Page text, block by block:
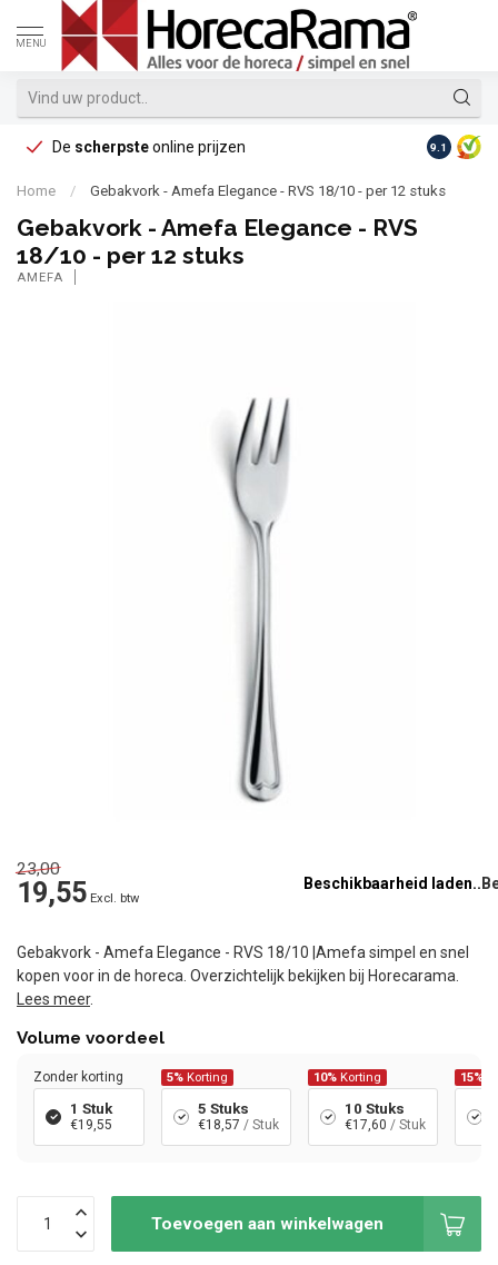
MENU
De scherpsteonline prijzen Op
9.1
Home / Gebakvork - Amefa Elegance - RVS 18/10 - per 12 stuks
Gebakvork - Amefa Elegance - RVS
18/10 - per 12 stuks
AMEFA
23,00
19,55 Excl. btw
Beschikbaarheid laden..
Gebakvork - Amefa Elegance - RVS 18/10 |Amefa simpel en snel
kopen voor in de horeca. Overzichtelijk bekijken bij Horecarama.
Lees meer.
Volume voordeel
Zonder korting
1 Stuk
€19,55
5% Korting
5 Stuks
€18,57 / Stuk
10% Korting
10 Stuks
€17,60 / Stuk
15%
Toevoegen aan winkelwagen